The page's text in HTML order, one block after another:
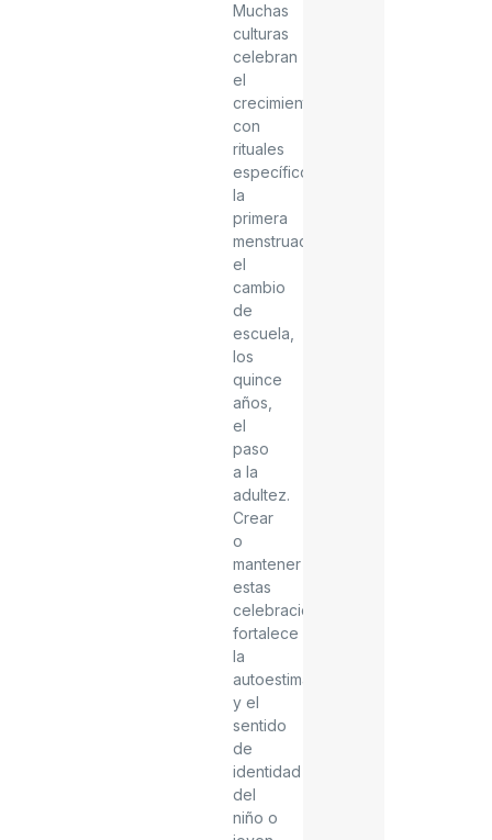
Muchas
culturas
celebran
el
crecimiento
con
rituales
específicos:
la
primera
menstruación,
el
cambio
de
escuela,
los
quince
años,
el
paso
a la
adultez.
Crear
o
mantener
estas
celebraciones
fortalece
la
autoestima
y el
sentido
de
identidad
del
niño o